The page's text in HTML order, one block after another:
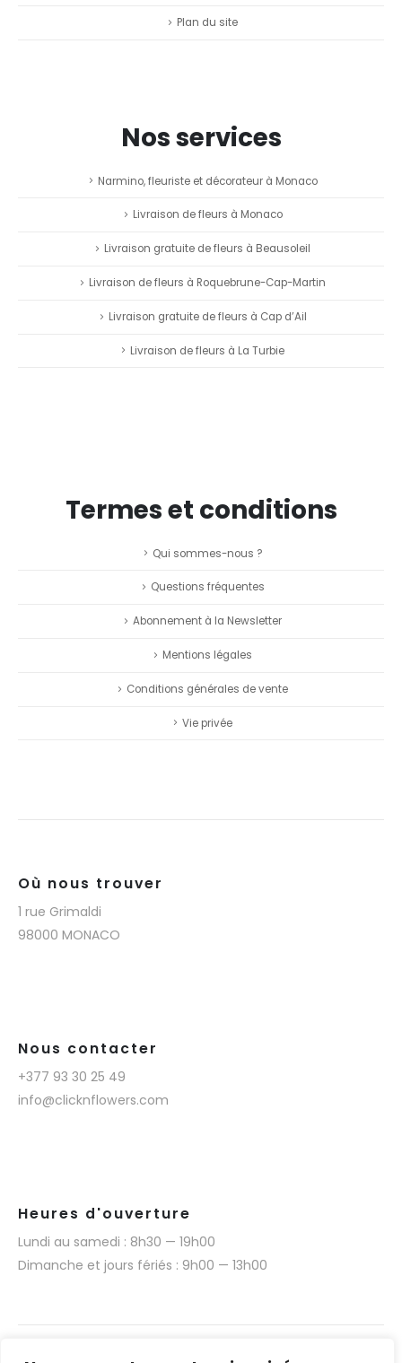
Plan du site
Nos services
Narmino, fleuriste et décorateur à Monaco
Livraison de fleurs à Monaco
Livraison gratuite de fleurs à Beausoleil
Livraison de fleurs à Roquebrune-Cap-Martin
Livraison gratuite de fleurs à Cap d’Ail
Livraison de fleurs à La Turbie
Termes et conditions
Qui sommes-nous ?
Questions fréquentes
Abonnement à la Newsletter
Mentions légales
Conditions générales de vente
Vie privée
Où nous trouver
1 rue Grimaldi
98000 MONACO
Nous contacter
+377 93 30 25 49
info@clicknflowers.com
Heures d'ouverture
Lundi au samedi : 8h30 — 19h00
Dimanche et jours fériés : 9h00 — 13h00